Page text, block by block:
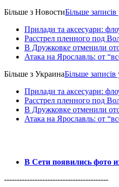
Більше з НовостиБільше
Прилади та аксесуари:
Расстрел пленного под
В Дружковке отменили
Атака на Ярославль: от
Більше з УкраинаБільше
Прилади та аксесуари:
Расстрел пленного под
В Дружковке отменили
Атака на Ярославль: от
В Сети появились фото
-----------------------------------------